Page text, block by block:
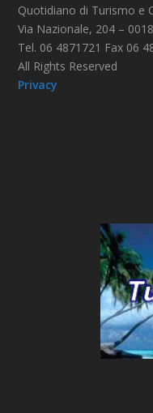
Quotidiano di Turismo e
Via Nazionale, 204 –
Tel. 06 4871721 Fax 06
All Rights Reserved
Privacy